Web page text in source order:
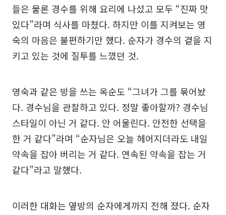
들은 물론 경수를 위해 요리에 나섰고 모두 “진짜 맛
있다”라며 식사를 마쳤다. 하지만 이를 지켜보는 영
숙의 마음은 불편하기만 했다. 순자가 경수의 곁을 지
키고 있는 것에 질투를 느꼈던 것.
영숙과 같은 방을 쓰는 옥순도 “그녀가 그를 묶어놨
다. 경수님을 관찰하고 있다. 정말 좋아할까? 경수님
스타일이 아닌 거 같다. 안 어울린다. 안전한 선택을
한 거 같다”라며 “순자님은 오늘 헤어지더라도 내일
약속을 잡아 버리는 거 같다. 연속된 약속을 잡는 거
같다”라고 말했다.
이러한 대화는 옆방의 순자에게까지 전해 졌다. 순자